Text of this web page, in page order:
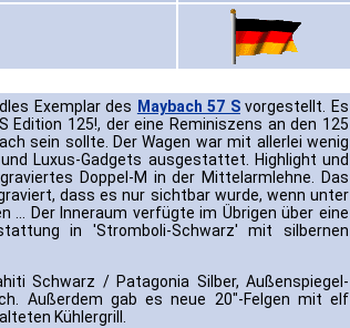
Exemplar des Maybach 57 Svorgestellt. Es
125!, der eine Reminiszens an den 125
sein sollte. Der Wagen war mit allerlei wenig
Luxus-Gadgets ausgestattet. Highlight und
Doppel-M in der Mittelarmlehne. Das
dass es nur sichtbar wurde, wenn unter
... Der Inneraum verfügte im Übrigen über eine
in 'Stromboli-Schwarz' mit silbernen
Schwarz / Patagonia Silber, Außenspiegel-
Außerdem gab es neue 20"-Felgen mit elf
Kühlergrill.